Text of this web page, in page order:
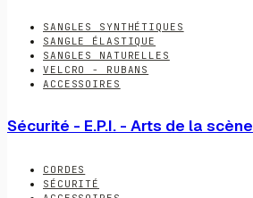
SANGLES SYNTHÉTIQUES
SANGLE ÉLASTIQUE
SANGLES NATURELLES
VELCRO - RUBANS
ACCESSOIRES
Sécurité - E.P.I. - Arts de la scène
CORDES
SÉCURITÉ